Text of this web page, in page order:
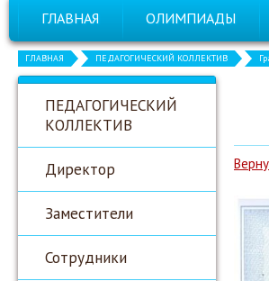
ГЛАВНАЯ ОЛИМПИАДЫ
ГЛАВНАЯ ПЕДАГОГИЧЕСКИЙ КОЛЛЕКТИВ
ПЕДАГОГИЧЕСКИЙ
КОЛЛЕКТИВ
Директор
Заместители
Сотрудники